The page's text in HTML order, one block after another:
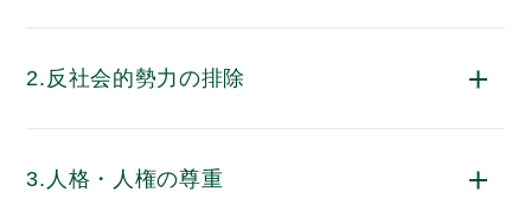
2.反社会的勢力の排除
3.人格・人権の尊重